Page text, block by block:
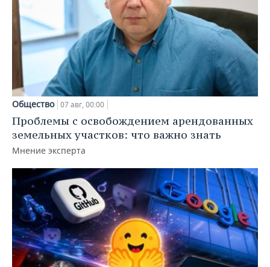
Общество 07 авг, 00:00
Проблемы с освобождением арендованных
земельных участков: что важно знать
Мнение эксперта